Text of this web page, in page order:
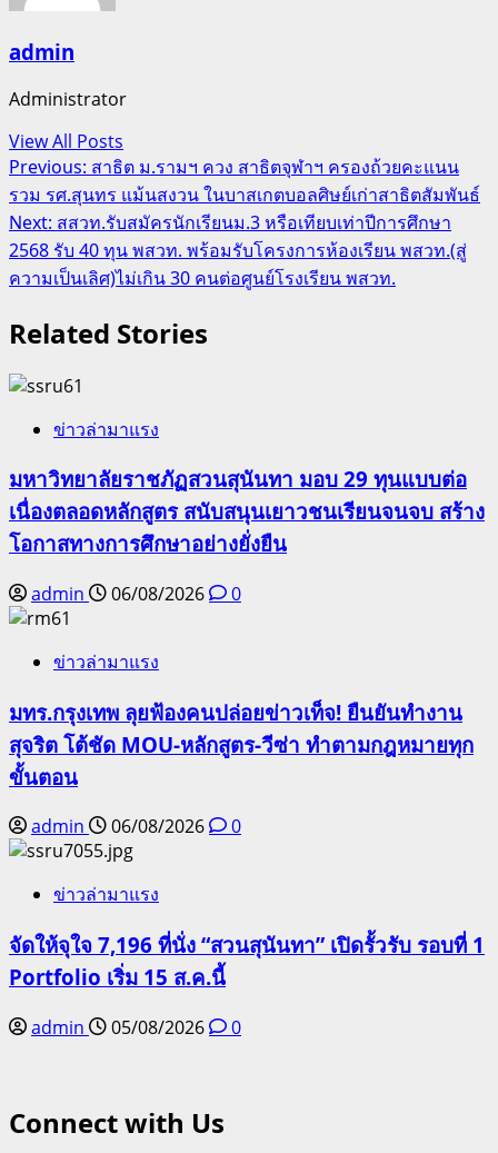
admin
Administrator
View All Posts
Post
navigation
Previous: สาธิต ม.รามฯ ควง สาธิตจุฬาฯ ครองถ้วยคะแนน
รวม รศ.สุนทร แม้นสงวน ในบาสเกตบอลศิษย์เก่าสาธิตสัมพันธ์
Next: สสวท.รับสมัครนักเรียนม.3 หรือเทียบเท่าปีการศึกษา
2568 รับ 40 ทุน พสวท. พร้อมรับโครงการห้องเรียน พสวท.(สู่
ความเป็นเลิศ)ไม่เกิน 30 คนต่อศูนย์โรงเรียน พสวท.
Related Stories
ข่าวล่ามาแรง
มหาวิทยาลัยราชภัฏสวนสุนันทา มอบ 29 ทุนแบบต่อ
เนื่องตลอดหลักสูตร สนับสนุนเยาวชนเรียนจนจบ สร้าง
โอกาสทางการศึกษาอย่างยั่งยืน
admin 06/08/2026 0
ข่าวล่ามาแรง
มทร.กรุงเทพ ลุยฟ้องคนปล่อยข่าวเท็จ! ยืนยันทำงาน
สุจริต โต้ชัด MOU-หลักสูตร-วีซ่า ทำตามกฎหมายทุก
ขั้นตอน
admin 06/08/2026 0
ข่าวล่ามาแรง
จัดให้จุใจ 7,196 ที่นั่ง “สวนสุนันทา” เปิดรั้วรับ รอบที่ 1
Portfolio เริ่ม 15 ส.ค.นี้
admin 05/08/2026 0
Connect with Us